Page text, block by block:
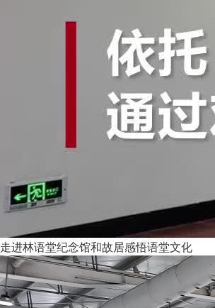
走进林语堂纪念馆和故居感悟语堂文化